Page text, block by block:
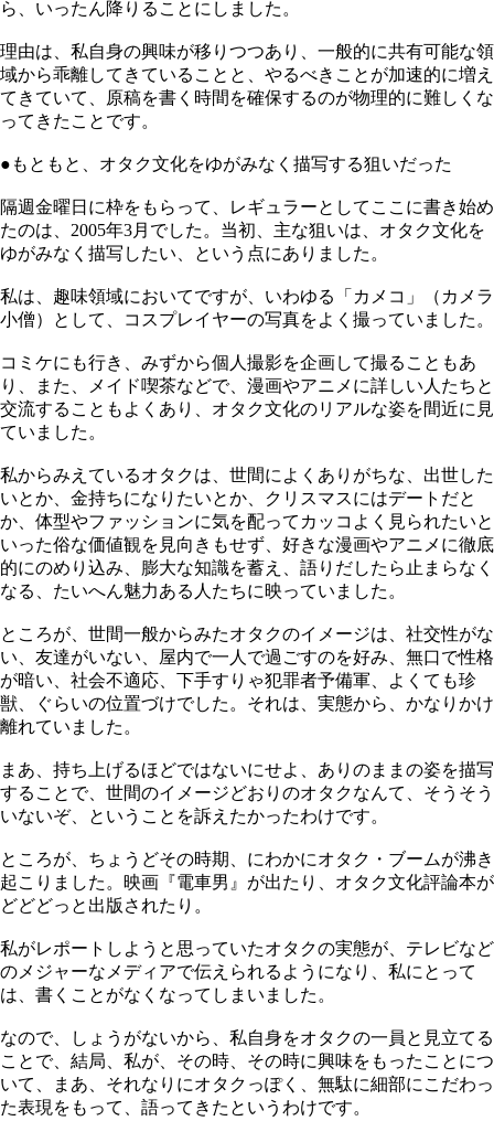
ら、いったん降りることにしました。
理由は、私自身の興味が移りつつあり、一般的に共有可能な領
域から乖離してきていることと、やるべきことが加速的に増え
てきていて、原稿を書く時間を確保するのが物理的に難しくな
ってきたことです。
●もともと、オタク文化をゆがみなく描写する狙いだった
隔週金曜日に枠をもらって、レギュラーとしてここに書き始め
たのは、2005年3月でした。当初、主な狙いは、オタク文化を
ゆがみなく描写したい、という点にありました。
私は、趣味領域においてですが、いわゆる「カメコ」（カメラ
小僧）として、コスプレイヤーの写真をよく撮っていました。
コミケにも行き、みずから個人撮影を企画して撮ることもあ
り、また、メイド喫茶などで、漫画やアニメに詳しい人たちと
交流することもよくあり、オタク文化のリアルな姿を間近に見
ていました。
私からみえているオタクは、世間によくありがちな、出世した
いとか、金持ちになりたいとか、クリスマスにはデートだと
か、体型やファッションに気を配ってカッコよく見られたいと
いった俗な価値観を見向きもせず、好きな漫画やアニメに徹底
的にのめり込み、膨大な知識を蓄え、語りだしたら止まらなく
なる、たいへん魅力ある人たちに映っていました。
ところが、世間一般からみたオタクのイメージは、社交性がな
い、友達がいない、屋内で一人で過ごすのを好み、無口で性格
が暗い、社会不適応、下手すりゃ犯罪者予備軍、よくても珍
獣、ぐらいの位置づけでした。それは、実態から、かなりかけ
離れていました。
まあ、持ち上げるほどではないにせよ、ありのままの姿を描写
することで、世間のイメージどおりのオタクなんて、そうそう
いないぞ、ということを訴えたかったわけです。
ところが、ちょうどその時期、にわかにオタク・ブームが沸き
起こりました。映画『電車男』が出たり、オタク文化評論本が
どどどっと出版されたり。
私がレポートしようと思っていたオタクの実態が、テレビなど
のメジャーなメディアで伝えられるようになり、私にとって
は、書くことがなくなってしまいました。
なので、しょうがないから、私自身をオタクの一員と見立てる
ことで、結局、私が、その時、その時に興味をもったことにつ
いて、まあ、それなりにオタクっぽく、無駄に細部にこだわっ
た表現をもって、語ってきたというわけです。